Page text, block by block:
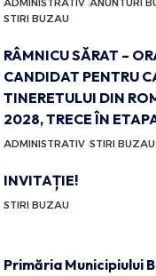
ADMINISTRATIV ANUNTURI
STIRI BUZAU
RÂMNICU SĂRAT –
CANDIDAT PENTRU
TINERETULUI DIN
2028, TRECE ÎN
ADMINISTRATIV STIRI BUZAU
INVITAȚIE!
STIRI BUZAU
Primăria Municipiului